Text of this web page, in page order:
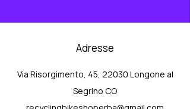
Adresse
Via Risorgimento, 45, 22030 Longone al
Segrino CO